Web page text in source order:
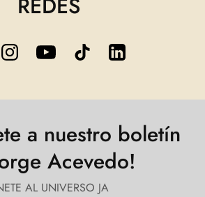
REDES
a nuestro boletín
Acevedo!
AL UNIVERSO JA